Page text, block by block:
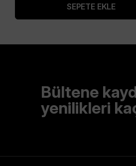
SEPETE EKLE
Bültene
yenilikleri